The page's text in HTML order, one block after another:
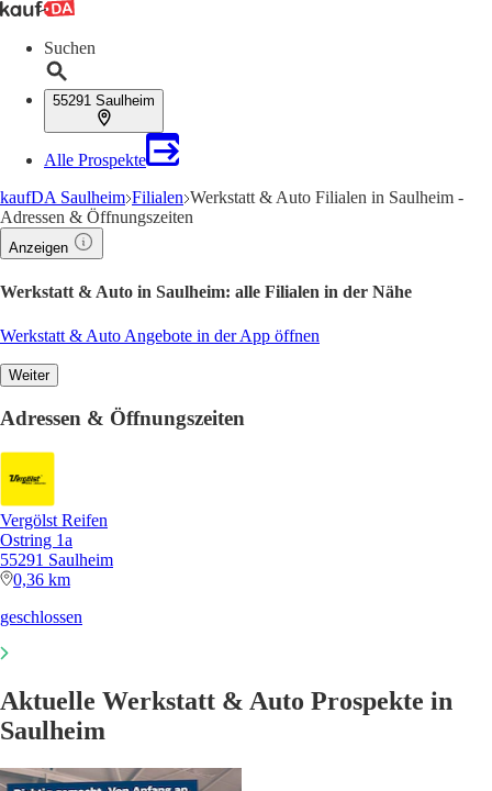
Suchen
55291 Saulheim
Alle Prospekte
kaufDA Saulheim Filialen Werkstatt & Auto Filialen in Saulheim -
Adressen & Öffnungszeiten
Anzeigen
Werkstatt & Auto in Saulheim: alle Filialen in der Nähe
Werkstatt & Auto Angebote in der App öffnen
Weiter
Adressen & Öffnungszeiten
Vergölst Reifen
Ostring 1a
55291 Saulheim
0,36 km
geschlossen
Aktuelle Werkstatt & Auto Prospekte in
Saulheim